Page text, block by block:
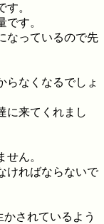
。
す。
なっているので先
らなくなるでしょ
に来てくれまし
ん。
ければならないで
されているよう